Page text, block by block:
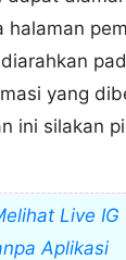
halaman
yang
ini silakan
Live IG
Aplikasi